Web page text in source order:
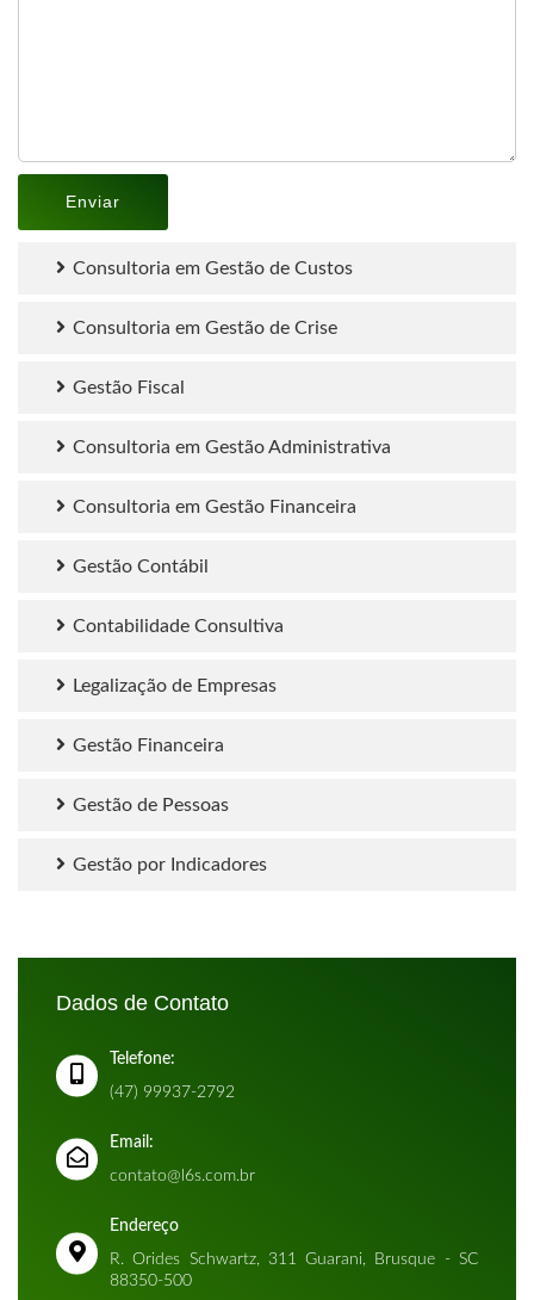
Consultoria em Gestão de Custos
Consultoria em Gestão de Crise
Gestão Fiscal
Consultoria em Gestão Administrativa
Consultoria em Gestão Financeira
Gestão Contábil
Contabilidade Consultiva
Legalização de Empresas
Gestão Financeira
Gestão de Pessoas
Gestão por Indicadores
Dados de Contato
Telefone:
(47) 99937-2792
Email:
contato@l6s.com.br
Endereço
R. Orides Schwartz, 311 Guarani, Brusque - SC
88350-500